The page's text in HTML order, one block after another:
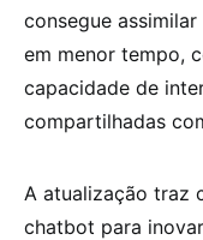
consegue
em menor tempo,
capacidade de
compartilhadas
A atualização traz
chatbot para